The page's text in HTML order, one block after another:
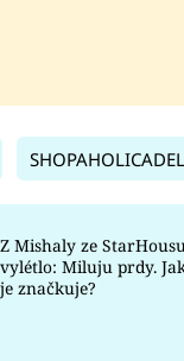
SHOPAHOLICADEL
Z Mishaly ze
vylétlo: Miluju prdy.
je značkuje?